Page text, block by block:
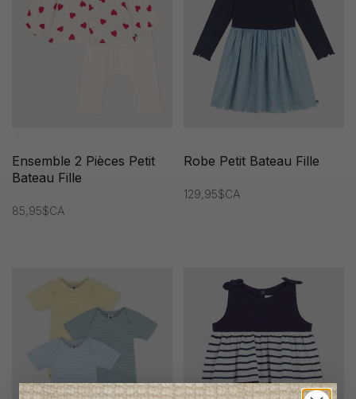
Ensemble 2 Pièces Petit
Bateau Fille
85,95$CA
Robe Petit Bateau Fille
129,95$CA